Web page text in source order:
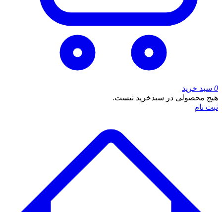
0 سبد خرید
هیچ محصولی در سبدخرید نیست.
ثبت نام